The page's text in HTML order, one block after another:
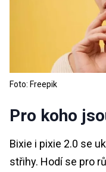
Foto: Freepik
Pro koho
Bixie i pixie 2.0 se
střihy. Hodí se pro